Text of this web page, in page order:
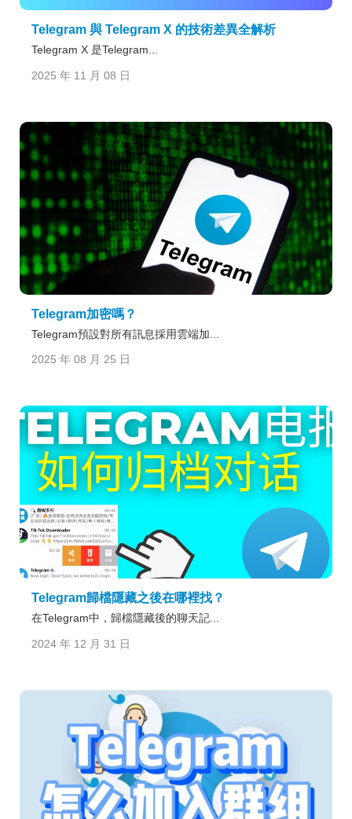
Telegram 與 Telegram X 的技術差異全解析
Telegram X 是Telegram...
2025 年 11 月 08 日
Telegram加密嗎？
Telegram預設對所有訊息採用雲端加...
2025 年 08 月 25 日
Telegram歸檔隱藏之後在哪裡找？
在Telegram中，歸檔隱藏後的聊天記...
2024 年 12 月 31 日